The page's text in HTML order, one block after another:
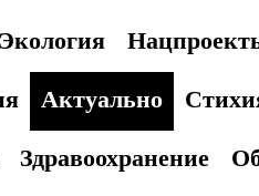
Экология
Актуально
Здравоохранение